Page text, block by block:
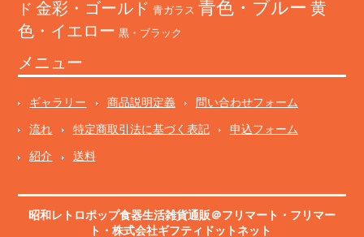
ド 金彩・ゴールド 青ガラス 青色・ブルー 黄
色・イエロー 黒・ブラック
メニュー
ギャラリー 商品説明定義 問い合わせフォーム
流れ 特定商取引法に基づく表記 申込フォーム
紹介 送料
昭和レトロポップ食器生活雑貨通販＠フリマート ・ フリマー
ト ・株式会社ギフティドットネット